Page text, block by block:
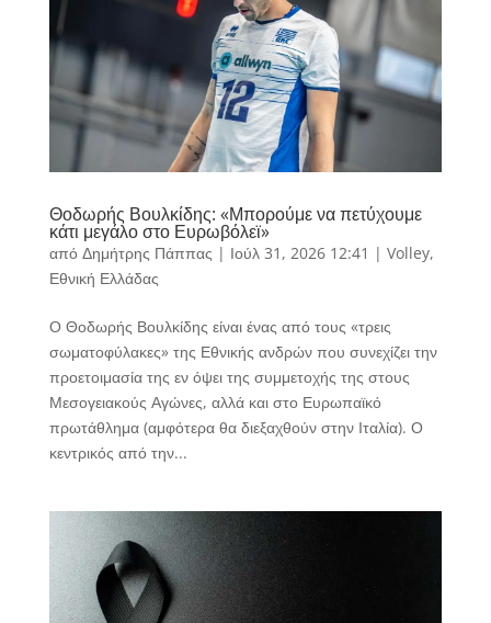
Θοδωρής Βουλκίδης: «Μπορούμε να πετύχουμε
κάτι μεγάλο στο Ευρωβόλεϊ»
από Δημήτρης Πάππας | Ιούλ 31, 2026 12:41 | Volley,
Εθνική Ελλάδας
Ο Θοδωρής Βουλκίδης είναι ένας από τους «τρεις
σωματοφύλακες» της Εθνικής ανδρών που συνεχίζει την
προετοιμασία της εν όψει της συμμετοχής της στους
Μεσογειακούς Αγώνες, αλλά και στο Ευρωπαϊκό
πρωτάθλημα (αμφότερα θα διεξαχθούν στην Ιταλία). Ο
κεντρικός από την...